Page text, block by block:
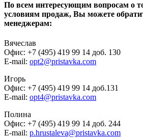
По всем интересующим вопросам о
условиям продаж, Вы можете
менеджерам:
Вячеслав
Офис: +7 (495) 419 99 14 доб. 130
E-mail: opt2@pristavka.com
Игорь
Офис: +7 (495) 419 99 14 доб.131
E-mail: opt4@pristavka.com
Полина
Офис: +7 (495) 419 99 14 доб. 244
E-mail: p.hrustaleva@pristavka.com